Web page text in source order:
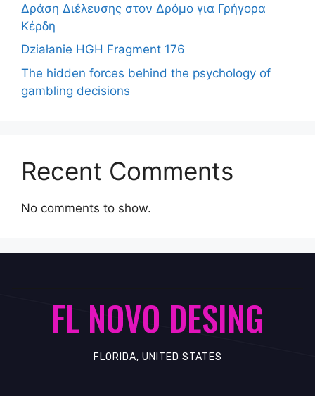
Δράση Διέλευσης στον Δρόμο για Γρήγορα
Κέρδη
Działanie HGH Fragment 176
The hidden forces behind the psychology of
gambling decisions
Recent Comments
No comments to show.
FL NOVO DESING
FLORIDA, UNITED STATES